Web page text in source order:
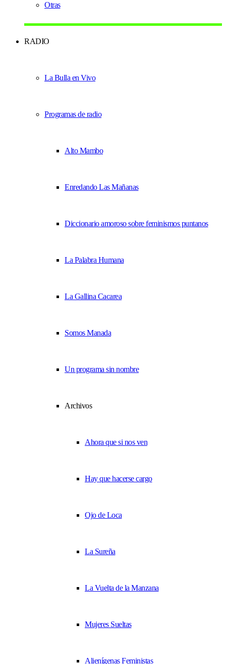
Otras
RADIO
La Bulla en Vivo
Programas de radio
Alto Mambo
Enredando Las Mañanas
Diccionario amoroso sobre feminismos puntanos
La Palabra Humana
La Gallina Cacarea
Somos Manada
Un programa sin nombre
Archivos
Ahora que si nos ven
Hay que hacerse cargo
Ojo de Loca
La Sureña
La Vuelta de la Manzana
Mujeres Sueltas
Alienígenas Feministas